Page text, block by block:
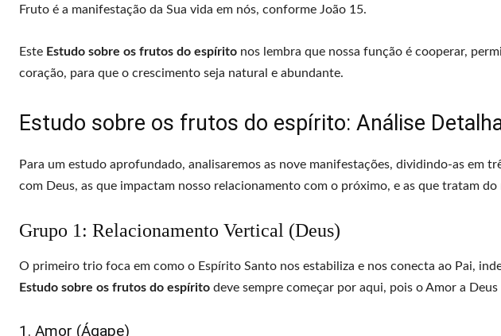
Fruto é a manifestação da Sua vida em nós, conforme João 15.
Este Estudo sobre os frutos do espírito nos lembra que nossa função é cooperar,
coração, para que o crescimento seja natural e abundante.
Estudo sobre os frutos do espírito: Análise
Para um estudo aprofundado, analisaremos as nove manifestações, dividindo-as em
com Deus, as que impactam nosso relacionamento com o próximo, e as que tratam
Grupo 1: Relacionamento Vertical (Deus)
O primeiro trio foca em como o Espírito Santo nos estabiliza e nos conecta ao Pai,
Estudo sobre os frutos do espírito deve sempre começar por aqui, pois o Amor a
1. Amor (Ágape)